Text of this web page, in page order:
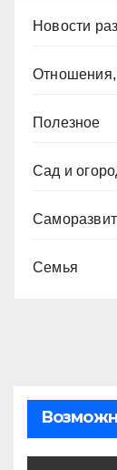
Новости
Отношения,
Полезное
Сад и
Семья